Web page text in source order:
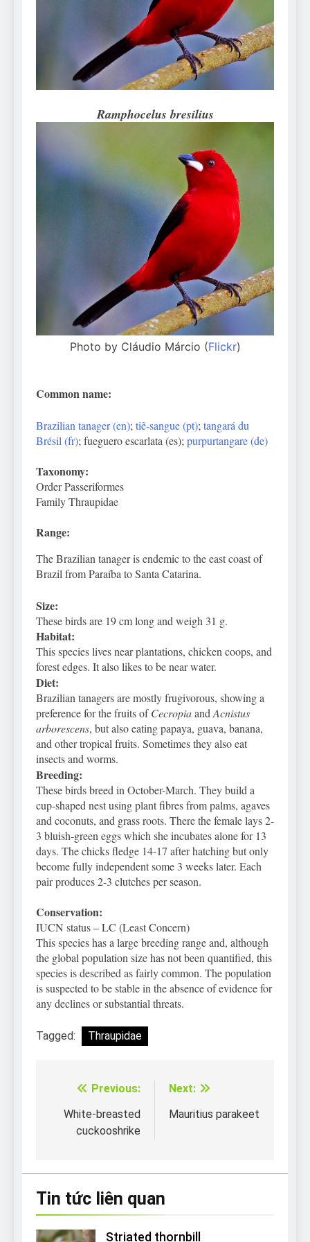
Can Bulldogs Play Fetch?
And How to Train Them!
7 Năm Ago
How Often Do I Need to
Groom My Bulldog
7 Năm Ago
Ramphocelus bresilius
Photo by Cláudio Márcio (Flickr)
Common name:
Brazilian tanager (en);tiê-sangue (pt);tangará du
Brésil (fr); fueguero escarlata (es);purpurtangare (de)
Taxonomy:
Order Passeriformes
Family Thraupidae
Range:
The Brazilian tanager is endemic to the east coast of
Brazil from Paraíba to Santa Catarina.
Size:
These birds are 19 cm long and weigh 31 g.
Habitat:
This species lives near plantations, chicken coops, and
forest edges. It also likes to be near water.
Diet:
Brazilian tanagers are mostly frugivorous, showing a
preference for the fruits ofCecropiaandAcnistus
arborescens, but also eating papaya, guava, banana,
and other tropical fruits. Sometimes they also eat
insects and worms.
Breeding:
These birds breed in October-March. They build a
cup-shaped nest using plant fibres from palms, agaves
and coconuts, and grass roots. There the female lays 2-
3 bluish-green eggs which she incubates alone for 13
days. The chicks fledge 14-17 after hatching but only
become fully independent some 3 weeks later. Each
pair produces 2-3 clutches per season.
Conservation:
IUCN status – LC (Least Concern)
This species has a large breeding range and, although
the global population size has not been quantified, this
species is described as fairly common. The population
is suspected to be stable in the absence of evidence for
any declines or substantial threats.
Tagged: Thraupidae
Điều
hướng
Previous:
White-breasted
cuckooshrike
Next:
Mauritius parakeet
Tin tức liên quan
Striated thornbill